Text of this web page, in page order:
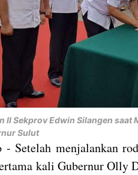
II Sekprov Edwin Silangen saat
Sulut
- Setelah menjalankan
kali Gubernur Olly